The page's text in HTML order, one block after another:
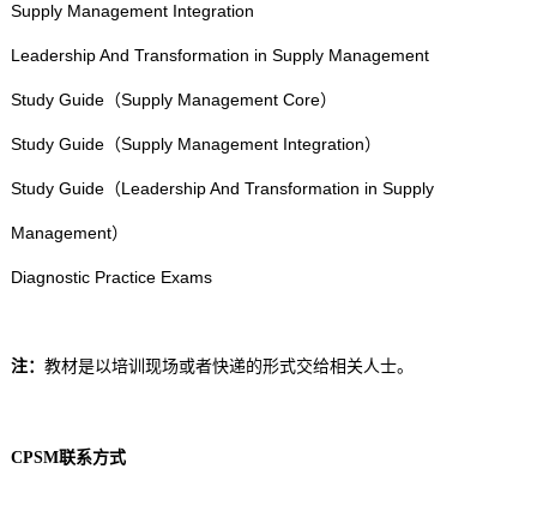
Supply Management Integration
Leadership And Transformation in Supply Management
Study Guide（Supply Management Core）
Study Guide（Supply Management Integration）
Study Guide（Leadership And Transformation in Supply
Management）
Diagnostic Practice Exams
注： 教材是以培训现场或者快递的形式交给相关人士。
CPSM联系方式